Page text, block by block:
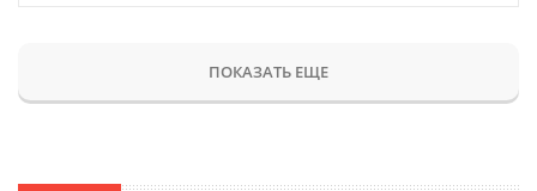
ПОКАЗАТЬ ЕЩЕ